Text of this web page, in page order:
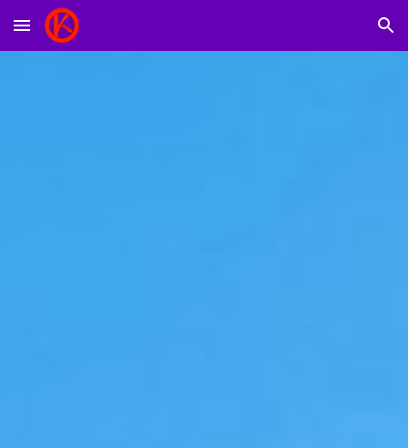
Skip to main content Skip to navigation